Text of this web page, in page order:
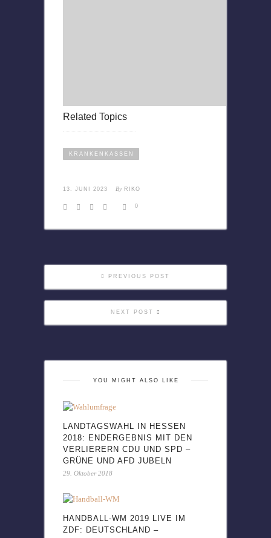
Related Topics
KRANKENKASSEN
13. JUNI 2023 By RIKO
0
PREVIOUS POST
NEXT POST
YOU MIGHT ALSO LIKE
LANDTAGSWAHL IN HESSEN
2018: ENDERGEBNIS MIT DEN
VERLIERERN CDU UND SPD –
GRÜNE UND AFD JUBELN
29. Oktober 2018
HANDBALL-WM 2019 LIVE IM
ZDF: DEUTSCHLAND –